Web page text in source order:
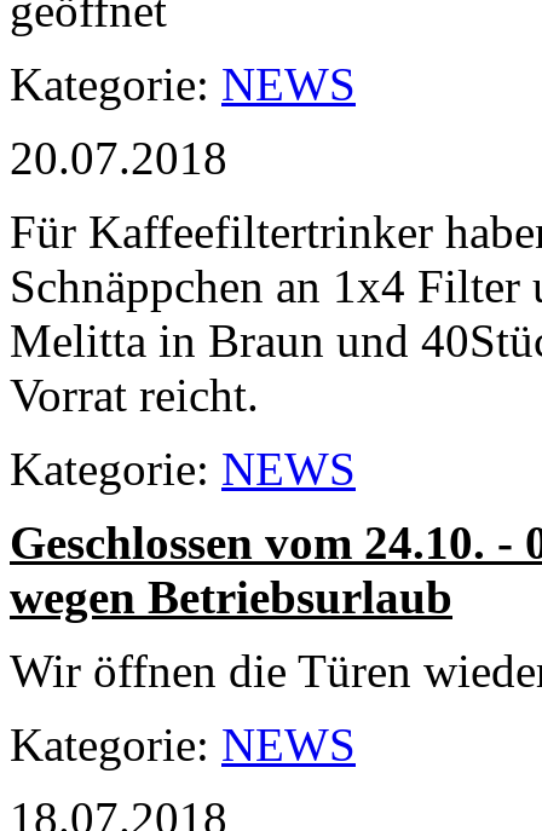
Kategorie: NEWS
20.07.2018
Für Kaffeefiltertrinker
Schnäppchen an 1x4
Melitta in Braun und
Vorrat reicht.
Kategorie: NEWS
Geschlossen vom 24.10. -
wegen Betriebsurlaub
Wir öffnen die Türen
Kategorie: NEWS
18.07.2018